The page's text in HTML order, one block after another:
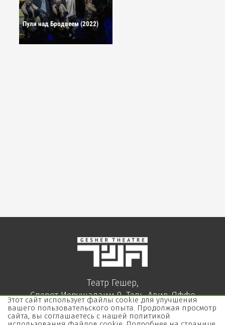
Пули над Бродвеем (2022)
Театр Гешер,
Сдерот Иерушалаим 9, Тель-Авив-Яффо
03-5157000
Этот сайт использует файлы cookie для улучшения
вашего пользовательского опыта. Продолжая просмотр
сайта, вы соглашаетесь с нашей политикой